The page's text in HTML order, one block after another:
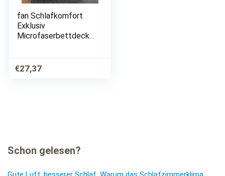
fan Schlafkomfort
Exklusiv
Microfaserbettdecke
Jahreszeit ideal für
Schwitzer
€27,37
Schon gelesen?